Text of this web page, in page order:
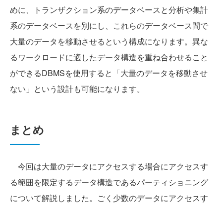
めに、トランザクション系のデータベースと分析や集計
系のデータベースを別にし、これらのデータベース間で
大量のデータを移動させるという構成になります。異な
るワークロードに適したデータ構造を重ね合わせること
ができるDBMSを使用すると「大量のデータを移動させ
ない」という設計も可能になります。
まとめ
今回は大量のデータにアクセスする場合にアクセスす
る範囲を限定するデータ構造であるパーティショニング
について解説しました。ごく少数のデータにアクセスす